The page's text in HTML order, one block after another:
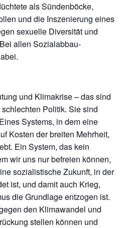
als Sündenböcke,
und die Inszenierung eines
sexuelle Diversität und
allen Sozialabbau-
und Klimakrise – das sind
Politik. Sie sind
Systems, in dem eine
Kosten der breiten Mehrheit,
Ein System, das kein
wir uns nur befreien können,
sozialistische Zukunft, in der
ist, und damit auch Krieg,
die Grundlage entzogen ist.
den Klimawandel und
stellen können und